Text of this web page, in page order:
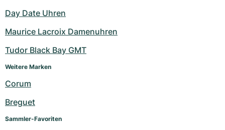
Day Date Uhren
Maurice Lacroix Damenuhren
Tudor Black Bay GMT
Weitere Marken
Corum
Breguet
Sammler-Favoriten